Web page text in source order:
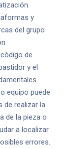
y
del grupo
de
y el
equipo puede
de realizar la
de la pieza o
a localizar
errores.